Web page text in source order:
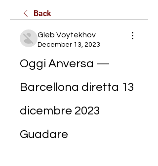
Back
Gleb Voytekhov
December 13, 2023
Oggi Anversa —
Barcellona diretta 13
dicembre 2023
Guadare